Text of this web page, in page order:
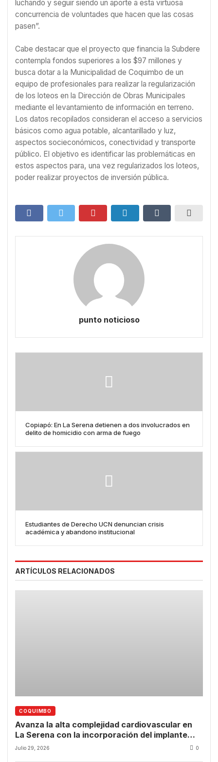
luchando y seguir siendo un aporte a esta virtuosa
concurrencia de voluntades que hacen que las cosas
pasen”.
Cabe destacar que el proyecto que financia la Subdere
contempla fondos superiores a los $97 millones y
busca dotar a la Municipalidad de Coquimbo de un
equipo de profesionales para realizar la regularización
de los loteos en la Dirección de Obras Municipales
mediante el levantamiento de información en terreno.
Los datos recopilados consideran el acceso a servicios
básicos como agua potable, alcantarillado y luz,
aspectos socieconómicos, conectividad y transporte
público. El objetivo es identificar las problemáticas en
estos aspectos para, una vez regularizados los loteos,
poder realizar proyectos de inversión pública.
punto noticioso
Copiapó: En La Serena detienen a dos involucrados en
delito de homicidio con arma de fuego
Estudiantes de Derecho UCN denuncian crisis
académica y abandono institucional
ARTÍCULOS RELACIONADOS
COQUIMBO
Avanza la alta complejidad cardiovascular en
La Serena con la incorporación del implante
valvular transcatéter
Julio 29, 2026 0